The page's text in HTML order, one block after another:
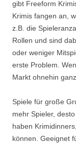
gibt Freeform
Krimis fangen an,
z.B. die
Rollen und sind
oder weniger
erste Problem.
Markt ohnehin
Spiele für große
mehr Spieler,
haben
können. Geeignet